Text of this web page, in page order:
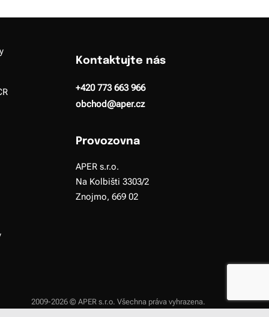
Kontaktujte nás
+420 773 663 966
obchod@aper.cz
Provozovna
APER s.r.o.
Na Kolbišti 3303/2
Znojmo, 669 02
2009-2026 © APER s.r.o. Všechna práva vyhrazena.